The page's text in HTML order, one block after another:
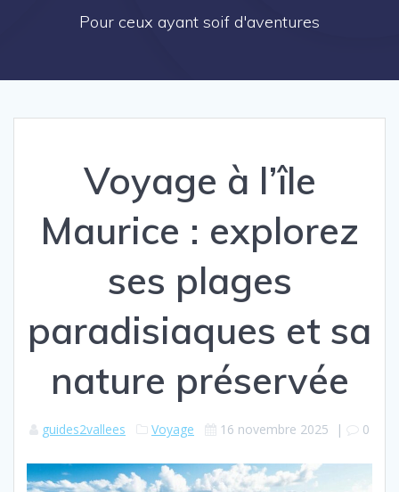
Pour ceux ayant soif d'aventures
Voyage à l’île
Maurice : explorez
ses plages
paradisiaques et sa
nature préservée
guides2vallees Voyage 16 novembre 2025 | 0